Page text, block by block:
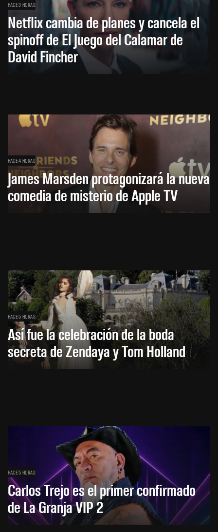
HACE 3 HORAS
Netflix cambia de planes y cancela el
spinoff de El Juego del Calamar de
David Fincher
HACE 4 HORAS
James Marsden protagonizará la nueva
comedia de misterio de Apple TV
HACE 5 HORAS
Así fue la celebración de la boda
secreta de Zendaya y Tom Holland
HACE 5 HORAS
Carlos Trejo es el primer confirmado
de La Granja VIP 2